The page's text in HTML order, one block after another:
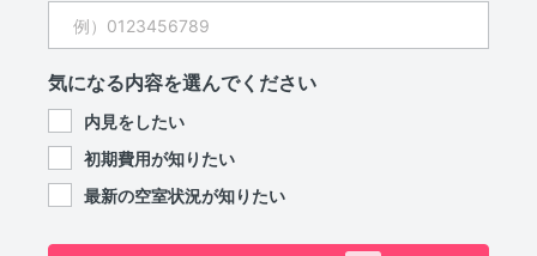
気になる内容を選んでください
内見をしたい
初期費用が知りたい
最新の空室状況が知りたい